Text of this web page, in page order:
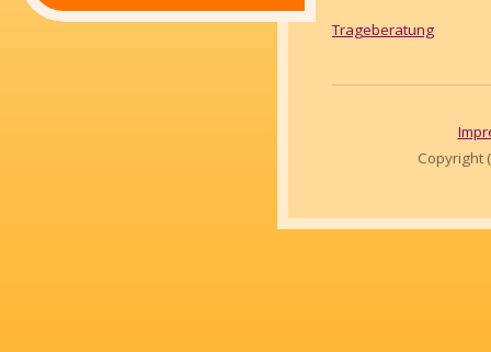
Trageberatung
Copyright